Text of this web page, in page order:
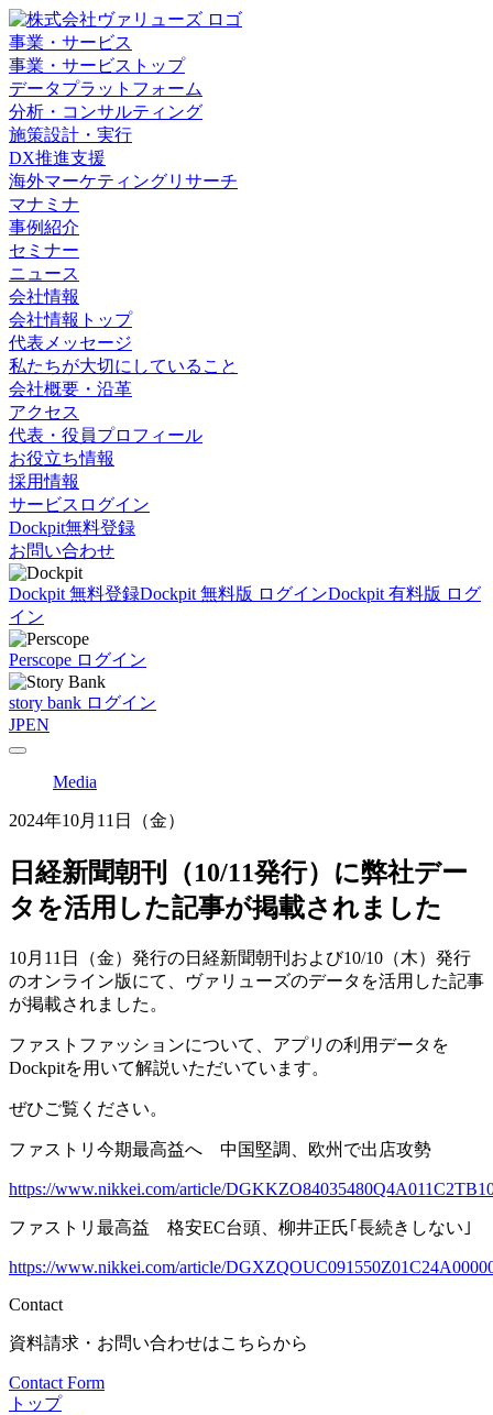
事業・サービス
事業・サービストップ
データプラットフォーム
分析・コンサルティング
施策設計・実行
DX推進支援
海外マーケティングリサーチ
マナミナ
事例紹介
セミナー
ニュース
会社情報
会社情報トップ
代表メッセージ
私たちが大切にしていること
会社概要・沿革
アクセス
代表・役員プロフィール
お役立ち情報
採用情報
サービスログイン
Dockpit無料登録
お問い合わせ
Dockpit 無料登録Dockpit 無料版 ログインDockpit 有料版 ログ
イン
Perscope ログイン
story bank ログイン
JPEN
Media
2024年10月11日（金）
日経新聞朝刊（10/11発行）に弊社デー
タを活用した記事が掲載されました
10月11 日（金） 発行の日経新聞朝刊および10/10（木）発行
のオンライン版にて、ヴァリューズのデータを活用した記事
が掲載されました。
ファストファッションについて、アプリの利用データを
Dockpitを用いて解説いただいています。
ぜひご覧ください。
ファストリ今期最高益へ 中国堅調、欧州で出店攻勢
https://www.nikkei.com/article/
ファストリ最高益 格安EC台頭、柳井正氏｢長続きしない｣
https://www.nikkei.com/article/
Contact
資料請求・お問い合わせはこちらから
Contact Form
トップ